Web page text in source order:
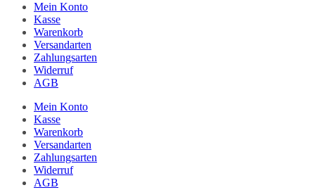
Mein Konto
Kasse
Warenkorb
Versandarten
Zahlungsarten
Widerruf
AGB
Mein Konto
Kasse
Warenkorb
Versandarten
Zahlungsarten
Widerruf
AGB